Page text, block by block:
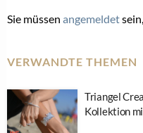
Sie müssen angemeldet
VERWANDTE THEMEN
Triangel
Kollektion